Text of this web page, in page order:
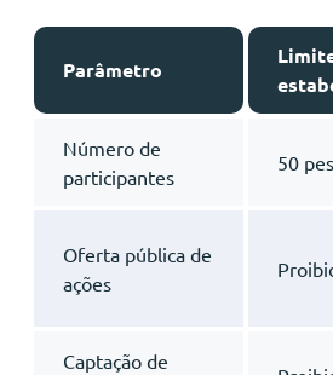
Parâmetro
Número de
participantes
50
Oferta pública de
ações
Captação de